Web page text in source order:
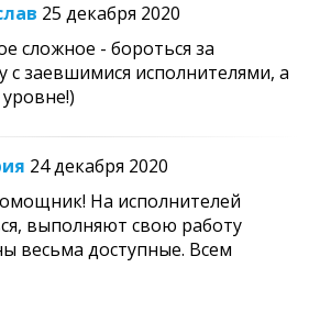
25 декабря 2020
сложное - бороться за
заевшимися исполнителями, а
24 декабря 2020
На исполнителей
выполняют свою работу
весьма доступные. Всем